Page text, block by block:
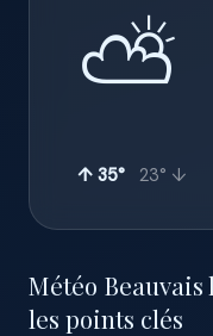
⛅
↑ 35° 23° ↓
Météo Beauvais
les points clés